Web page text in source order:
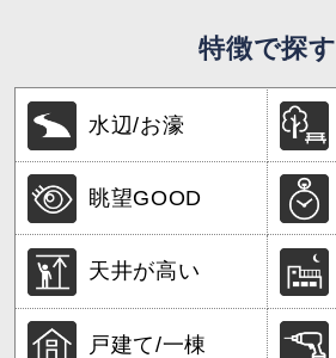
特徴で探す
水辺/お濠
眺望GOOD
天井が高い
戸建て/一棟